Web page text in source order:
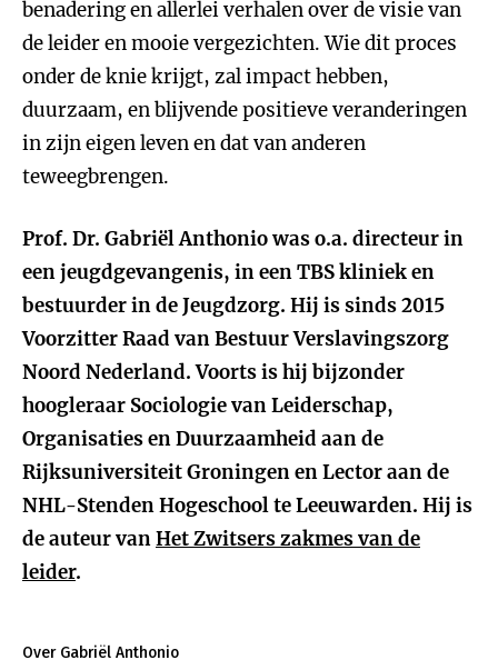
benadering en allerlei verhalen over de visie van
de leider en mooie vergezichten. Wie dit proces
onder de knie krijgt, zal impact hebben,
duurzaam, en blijvende positieve veranderingen
in zijn eigen leven en dat van anderen
teweegbrengen.
Prof. Dr. Gabriël Anthonio was o.a. directeur in
een jeugdgevangenis, in een TBS kliniek en
bestuurder in de Jeugdzorg. Hij is sinds 2015
Voorzitter Raad van Bestuur Verslavingszorg
Noord Nederland. Voorts is hij bijzonder
hoogleraar Sociologie van Leiderschap,
Organisaties en Duurzaamheid aan de
Rijksuniversiteit Groningen en Lector aan de
NHL-Stenden Hogeschool te Leeuwarden. Hij is
de auteur vanHet Zwitsers zakmes van de
leider.
Over Gabriël Anthonio